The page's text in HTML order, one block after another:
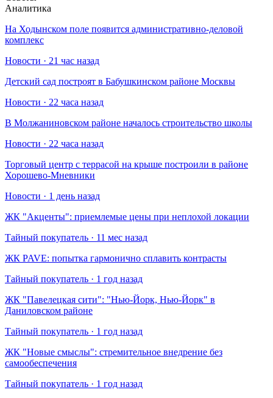
Аналитика
На Ходынском поле появится административно-деловой
комплекс
Новости · 21 час назад
Детский сад построят в Бабушкинском районе Москвы
Новости · 22 часа назад
В Молжаниновском районе началось строительство школы
Новости · 22 часа назад
Торговый центр с террасой на крыше построили в районе
Хорошево-Мневники
Новости · 1 день назад
​ЖК "Акценты": приемлемые цены при неплохой локации
Тайный покупатель · 11 мес назад
​ЖК PAVE: попытка гармонично сплавить контрасты
Тайный покупатель · 1 год назад
​ЖК "Павелецкая сити": "Нью-Йорк, Нью-Йорк" в
Даниловском районе
Тайный покупатель · 1 год назад
​ЖК "Новые смыслы": стремительное внедрение без
самообеспечения
Тайный покупатель · 1 год назад